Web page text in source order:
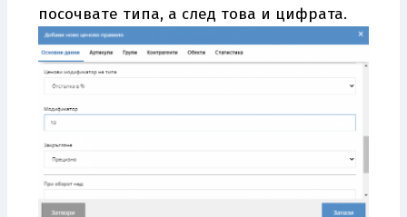
посочвате типа, а след това и цифрата.